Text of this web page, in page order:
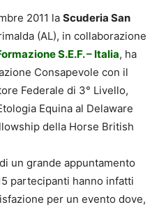
2011 la Scuderia San
(AL), in collaborazione
S.E.F. – Italia, ha
Consapevole con il
Federale di 3° Livello,
Equina al Delaware
della Horse British
un grande appuntamento
partecipanti hanno infatti
per un evento dove,